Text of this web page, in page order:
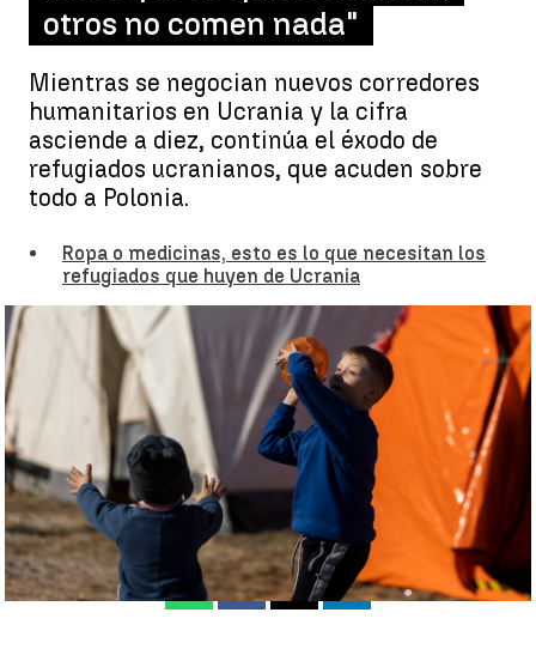
otros no comen nada"
Mientras se negocian nuevos corredores
humanitarios en Ucrania y la cifra
asciende a diez, continúa el éxodo de
refugiados ucranianos, que acuden sobre
todo a Polonia.
Ropa o medicinas, esto es lo que necesitan los
refugiados que huyen de Ucrania
La llegada de refugiados ucranianos a Polonia: "He encontrado a
un niño de 2 años que ha parado de hablar" |EFE/Rodrigo Jiménez
Antena 3 Noticias
Publicado: 14 de marzo de 2022, 19:12
WhatsappFacebook
X Linkedin